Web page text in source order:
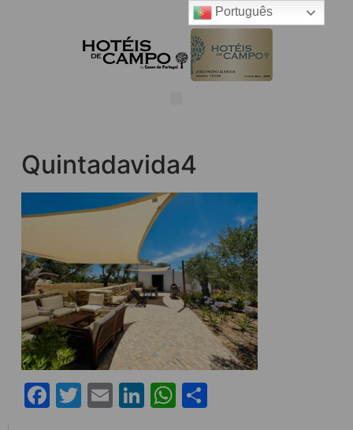
Quintadavida4
Facebook
Twitter
EmailLinkedIn
WhatsApp
Português